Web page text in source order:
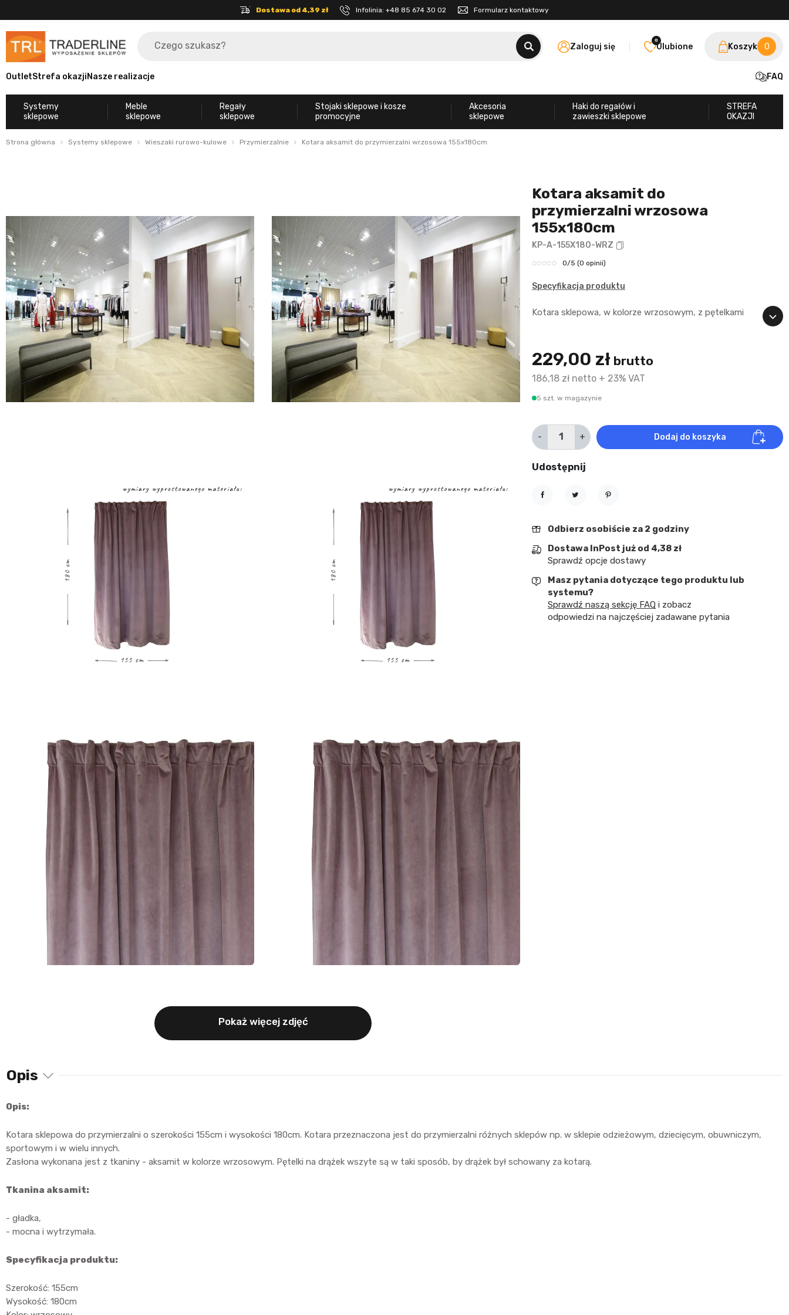
Dostawa od 4,39 zł Infolinia: +48 85 674 30 02 Formularz kontaktowy
Zaloguj się Ulubione
0
Koszyk 0
OutletStrefa okazjiNasze realizacje FAQ
Systemy
sklepowe
Meble
sklepowe
Regały
sklepowe
Stojaki sklepowe i kosze
promocyjne
Akcesoria
sklepowe
Haki do regałów i
zawieszki sklepowe
STREFA
OKAZJI
Strona główna Systemy sklepowe Wieszaki rurowo-kulowe Przymierzalnie Kotara aksamit do przymierzalni wrzosowa 155x180cm
Pokaż więcej zdjęć
Kotara aksamit do
przymierzalni wrzosowa
155x180cm
KP-A-155X180-WRZ
0/5 (0 opinii)
Specyfikacja produktu
Kotara sklepowa, w kolorze wrzosowym, z pętelkami
229,00 zł brutto
186,18 zł netto + 23% VAT
5 szt. w magazynie
- + Dodaj do koszyka
Udostępnij
Odbierz osobiście za 2 godziny
Dostawa InPost już od 4,38 zł
Sprawdź opcje dostawy
Masz pytania dotyczące tego produktu lub
systemu?
Sprawdź naszą sekcję FAQ i zobacz
odpowiedzi na najczęściej zadawane pytania
Opis
Opis:
Kotara sklepowa do przymierzalni o szerokości 155cm i wysokości 180cm. Kotara przeznaczona jest do przymierzalni różnych sklepów np. w sklepie odzieżowym, dziecięcym, obuwniczym,
sportowym i w wielu innych.
Zasłona wykonana jest z tkaniny - aksamit w kolorze wrzosowym. Pętelki na drążek wszyte są w taki sposób, by drążek był schowany za kotarą.
Tkanina aksamit:
- gładka,
- mocna i wytrzymała.
Specyfikacja produktu:
Szerokość: 155cm
Wysokość: 180cm